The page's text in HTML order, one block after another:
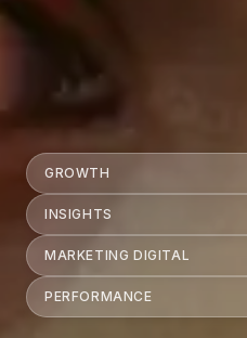
GROWTH
INSIGHTS
MARKETING DIGITAL
PERFORMANCE